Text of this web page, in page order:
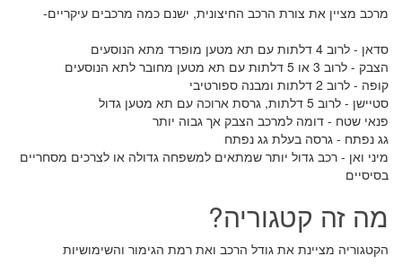
מרכב מציין את צורת הרכב החיצונית, ישנם כמה מרכבים עיקריים-
סדאן - לרוב 4 דלתות עם תא מטען מופרד מתא הנוסעים
הצבק - לרוב 3 או 5 דלתות עם תא מטען מחובר לתא הנוסעים
קופה - לרוב 2 דלתות ומבנה ספורטיבי
סטיישן - לרוב 5 דלתות, גרסת ארוכה עם תא מטען גדול
פנאי שטח - דומה למרכב הצבק אך גבוה יותר
גג נפתח - גרסה בעלת גג נפתח
מיני ואן - רכב גדול יותר שמתאים למשפחה גדולה או לצרכים מסחריים
בסיסיים
מה זה קטגוריה?
הקטגוריה מציינת את גודל הרכב ואת רמת הגימור והשימושיות